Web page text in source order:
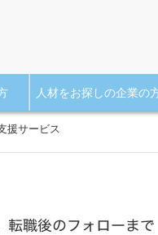
人材をお探しの企業の
援サービス